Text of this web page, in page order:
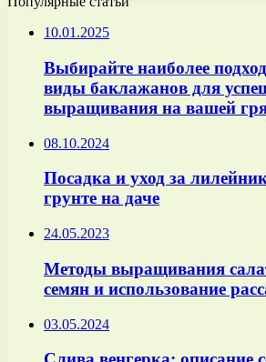
10.01.2025
Выбирайте наиболее
виды баклажанов для
выращивания на вашей
08.10.2024
Посадка и уход за
грунте на даче
24.05.2023
Методы выращивания
семян и использование
03.05.2024